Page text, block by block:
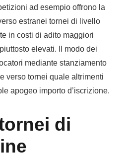
ad esempio offrono la
estranei tornei di livello
in costi di adito maggiori
elevati. Il modo dei
mediante stanziamento
verso tornei quale altrimenti
apogeo importo d’iscrizione.
di